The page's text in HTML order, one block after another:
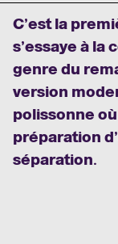
C’est la
s’essaye à la
genre du
version
polissonne
préparation
séparation.